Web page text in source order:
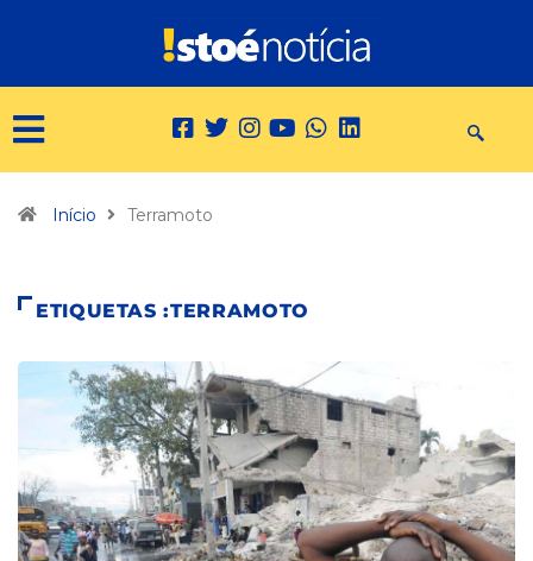
Início Terramoto
ETIQUETAS :TERRAMOTO